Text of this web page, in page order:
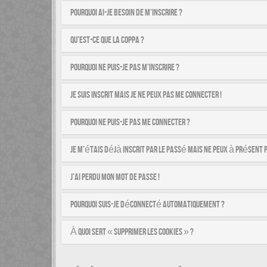
Pourquoi ai-je besoin de m’inscrire ?
Qu’est-ce que la COPPA ?
Pourquoi ne puis-je pas m’inscrire ?
Je suis inscrit mais je ne peux pas me connecter !
Pourquoi ne puis-je pas me connecter ?
Je m’étais déjà inscrit par le passé mais ne peux à présent
J’ai perdu mon mot de passe !
Pourquoi suis-je déconnecté automatiquement ?
À quoi sert « Supprimer les cookies » ?